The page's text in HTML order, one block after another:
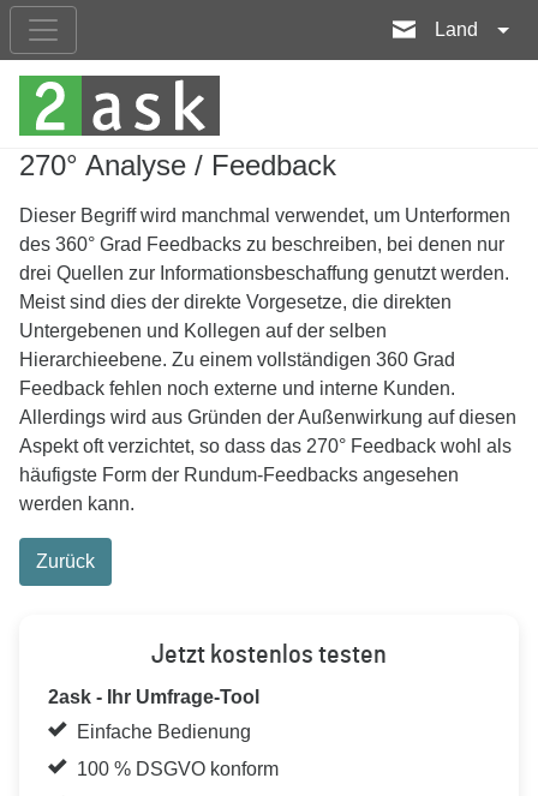
Land
270° Analyse / Feedback
Dieser Begriff wird manchmal verwendet, um Unterformen
des 360° Grad Feedbacks zu beschreiben, bei denen nur
drei Quellen zur Informationsbeschaffung genutzt werden.
Meist sind dies der direkte Vorgesetze, die direkten
Untergebenen und Kollegen auf der selben
Hierarchieebene. Zu einem vollständigen 360 Grad
Feedback fehlen noch externe und interne Kunden.
Allerdings wird aus Gründen der Außenwirkung auf diesen
Aspekt oft verzichtet, so dass das 270° Feedback wohl als
häufigste Form der Rundum-Feedbacks angesehen
werden kann.
Zurück
Jetzt kostenlos testen
2ask - Ihr Umfrage-Tool
Einfache Bedienung
100 % DSGVO konform